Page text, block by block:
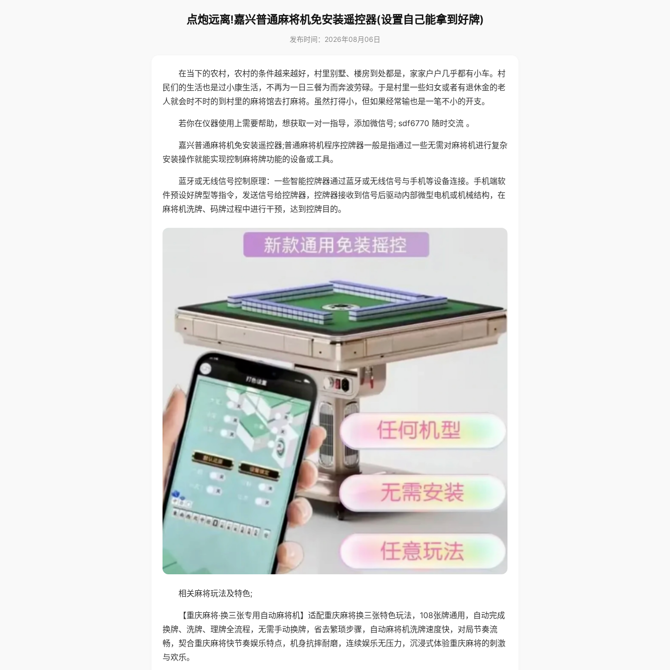
点炮远离!嘉兴普通麻将机免安装遥控器(设置自己能拿到好牌)
发布时间：2026年08月06日
在当下的农村，农村的条件越来越好，村里别墅、楼房到处都是，家家户户几乎都有小车。村
民们的生活也是过小康生活，不再为一日三餐为而奔波劳碌。于是村里一些妇女或者有退休金的老
人就会时不时的到村里的麻将馆去打麻将。虽然打得小，但如果经常输也是一笔不小的开支。
若你在仪器使用上需要帮助，想获取一对一指导，添加微信号; sdf6770 随时交流 。
嘉兴普通麻将机免安装遥控器;普通麻将机程序控牌器一般是指通过一些无需对麻将机进行复杂
安装操作就能实现控制麻将牌功能的设备或工具。
蓝牙或无线信号控制原理：一些智能控牌器通过蓝牙或无线信号与手机等设备连接。手机端软
件预设好牌型等指令，发送信号给控牌器，控牌器接收到信号后驱动内部微型电机或机械结构，在
麻将机洗牌、码牌过程中进行干预，达到控牌目的。
相关麻将玩法及特色;
【重庆麻将·换三张专用自动麻将机】适配重庆麻将换三张特色玩法，108张牌通用，自动完成
换牌、洗牌、理牌全流程，无需手动换牌，省去繁琐步骤，自动麻将机洗牌速度快，对局节奏流
畅，契合重庆麻将快节奏娱乐特点，机身抗摔耐磨，连续娱乐无压力，沉浸式体验重庆麻将的刺激
与欢乐。